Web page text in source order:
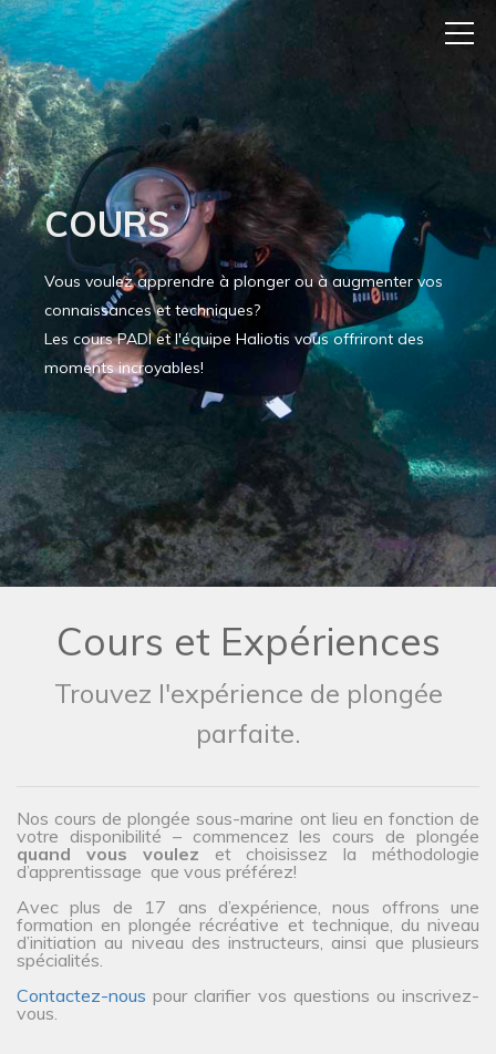
COURS
Vous voulez apprendre à plonger ou à augmenter vos
connaissances et techniques?
Les cours PADI et l'équipe Haliotis vous offriront des
moments incroyables!
Cours et Expériences
Trouvez l'expérience de plongée
parfaite.
Nos cours de plongée sous-marine ont lieu en fonction de
votre disponibilité – commencez les cours de plongée
quand vous voulez et choisissez la méthodologie
d’apprentissage que vous préférez!
Avec plus de 17 ans d’expérience, nous offrons une
formation en plongée récréative et technique, du niveau
d’initiation au niveau des instructeurs, ainsi que plusieurs
spécialités.
Contactez-nous pour clarifier vos questions ou inscrivez-
vous.